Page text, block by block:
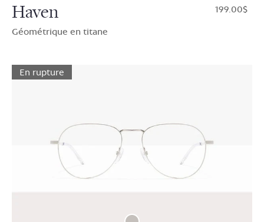
Haven
Géométrique en titane
$199.00
En rupture